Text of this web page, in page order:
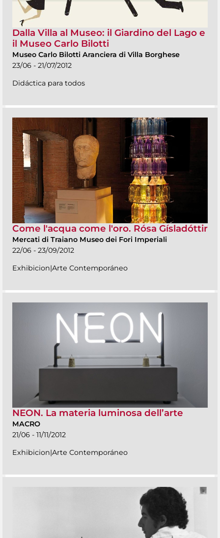
Dalla Villa al Museo: il Giardino del Lago e
il Museo Carlo Bilotti
Museo Carlo Bilotti Aranciera di Villa Borghese
23/06 - 21/07/2012
Didáctica para todos
Come l'acqua come l'oro. Rósa Gísladóttir
Mercati di Traiano Museo dei Fori Imperiali
22/06 - 23/09/2012
Exhibicion|Arte Contemporáneo
NEON. La materia luminosa dell’arte
MACRO
21/06 - 11/11/2012
Exhibicion|Arte Contemporáneo